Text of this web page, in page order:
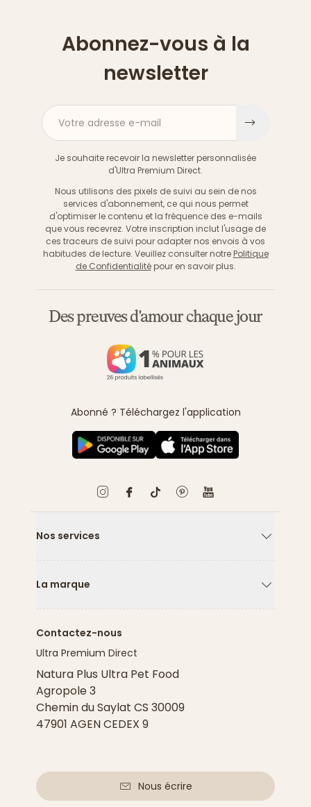
Abonnez-vous à la
newsletter
Votre adresse e-mail
Je souhaite recevoir la newsletter personnalisée
d'Ultra Premium Direct.
Nous utilisons des pixels de suivi au sein de nos
services d'abonnement, ce qui nous permet
d'optimiser le contenu et la fréquence des e-mails
que vous recevrez. Votre inscription inclut l'usage de
ces traceurs de suivi pour adapter nos envois à vos
habitudes de lecture. Veuillez consulter notre Politique
de Confidentialitépour en savoir plus.
Des preuves d'amour chaque jour
Abonné ? Téléchargez l'application
Nos services
La marque
Contactez-nous
Ultra Premium Direct
Natura Plus Ultra Pet Food
Agropole 3
Chemin du Saylat CS 30009
47901 AGEN CEDEX 9
Nous écrire